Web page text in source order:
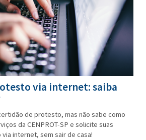
via internet: saiba
de protesto, mas não sabe como
da CENPROT-SP e solicite suas
internet, sem sair de casa!